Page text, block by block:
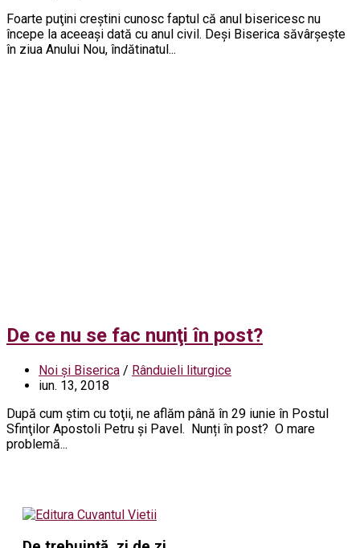
Foarte puţini creştini cunosc faptul că anul bisericesc nu
începe la aceeaşi dată cu anul civil. Deşi Biserica săvârşeşte
în ziua Anului Nou, îndătinatul...
De ce nu se fac nunţi în post?
Noi și Biserica / Rânduieli liturgice
iun. 13, 2018
După cum ştim cu toţii, ne aflăm până în 29 iunie în Postul
Sfinţilor Apostoli Petru şi Pavel. Nunți în post? O mare
problemă...